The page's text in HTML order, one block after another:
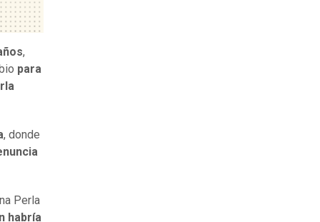
,
para
, donde
Perla
habría